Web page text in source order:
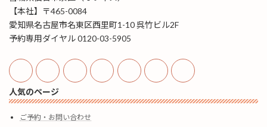
【本社】〒465-0084
愛知県名古屋市名東区西里町1-10 呉竹ビル2F
予約専用ダイヤル 0120-03-5905
人気のページ
ご予約・お問い合わせ